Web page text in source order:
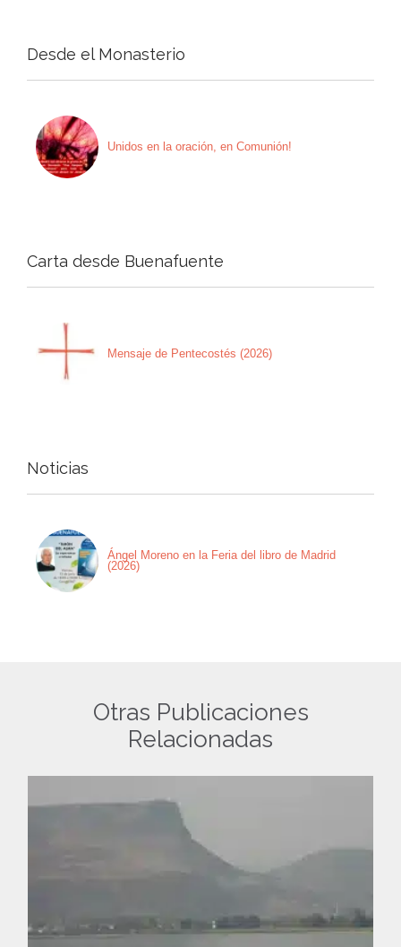
Desde el Monasterio
Unidos en la oración, en Comunión!
Carta desde Buenafuente
Mensaje de Pentecostés (2026)
Noticias
Ángel Moreno en la Feria del libro de Madrid
(2026)
Otras Publicaciones
Relacionadas